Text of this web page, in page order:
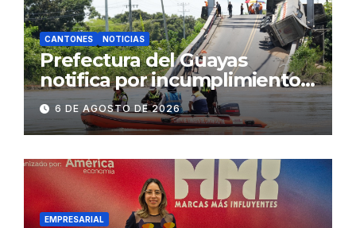
CANTONES NOTICIAS
Prefectura del Guayas
notifica por incumplimiento
contractual a la
Concesionaria CONORTE y
exige celeridad en
desmontaje del puente
Gonzalo Icaza Cornejo, en
Daule
6 DE AGOSTO DE 2026
EMPRESARIAL